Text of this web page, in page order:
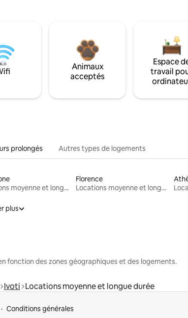
Animaux
acceptés
Espace
travail
prolongés Autres types de logements
Locations moyenne et longue durée
Florence
Locations moyenne et longue durée
plus
fonction des zones géographiques et des logements.
Ivoti Locations moyenne et longue durée
Conditions générales